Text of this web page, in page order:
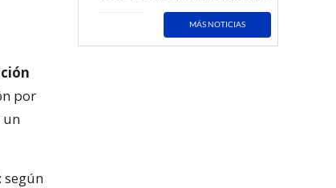
por
un
según
MÁS NOTICIAS